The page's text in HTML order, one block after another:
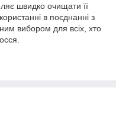
швидко очищати її
в поєднанні з
вибором для всіх, хто